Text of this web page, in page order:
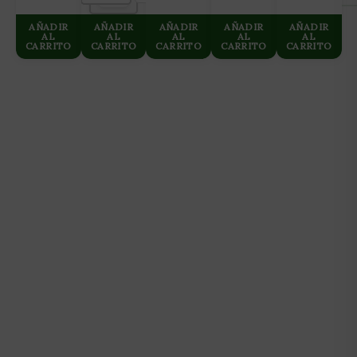
AÑADIR
AL
CARRITO
AÑADIR
AL
CARRITO
AÑADIR
AL
CARRITO
AÑADIR
AL
CARRITO
AÑADIR
AL
CARRITO